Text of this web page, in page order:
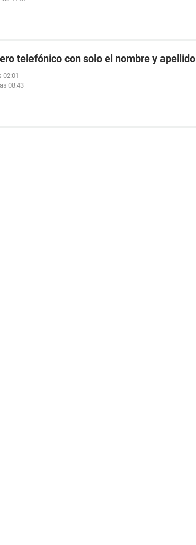
telefónico con solo el nombre y apellido
02:01
08:43